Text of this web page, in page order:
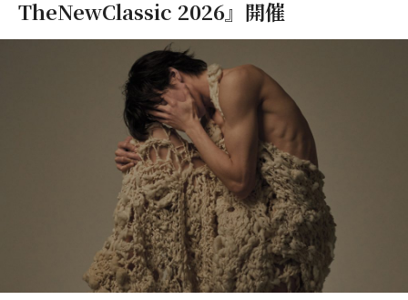
TheNewClassic 2026』開催